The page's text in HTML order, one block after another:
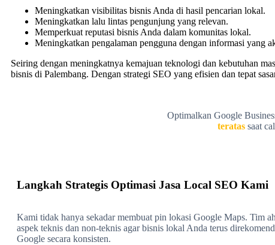
Meningkatkan visibilitas bisnis Anda di hasil pencarian lokal.
Meningkatkan lalu lintas pengunjung yang relevan.
Memperkuat reputasi bisnis Anda dalam komunitas lokal.
Meningkatkan pengalaman pengguna dengan informasi yang
Seiring dengan meningkatnya kemajuan teknologi dan kebutuhan
bisnis di Palembang. Dengan strategi SEO yang efisien dan tepat
Optimalkan Google
teratas saat
Langkah Strategis Optimasi Jasa Local SEO Kami
Kami tidak hanya sekadar membuat pin lokasi Google Maps. Tim
aspek teknis dan non-teknis agar bisnis lokal Anda terus
Google secara konsisten.